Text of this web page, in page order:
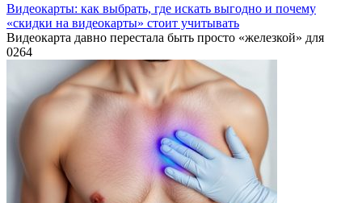
Видеокарты: как выбрать, где искать выгодно и почему
«скидки на видеокарты» стоит учитывать
Видеокарта давно перестала быть просто «железкой» для
0264